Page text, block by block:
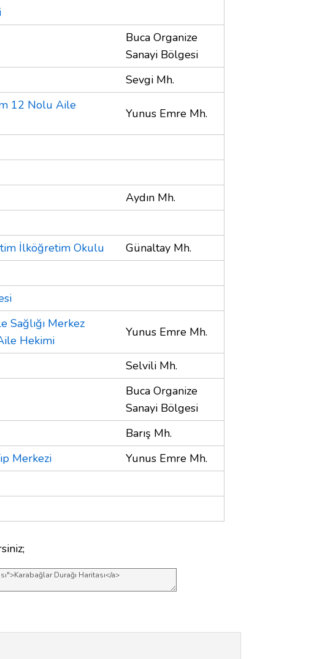
Buca Organize
Sanayi Bölgesi
Sevgi Mh.
12 Nolu Aile
Yunus Emre Mh.
Aydın Mh.
İlköğretim Okulu
Günaltay Mh.
Sağlığı Merkez
Hekimi
Yunus Emre Mh.
Selvili Mh.
Buca Organize
Sanayi Bölgesi
Barış Mh.
Merkezi
Yunus Emre Mh.